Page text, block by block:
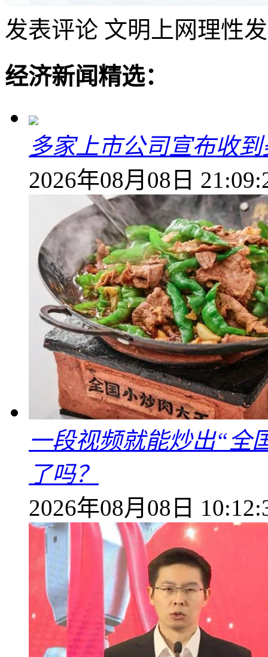
发表评论 文明上网理性
经济新闻精选：
多家上市公司宣布收
2026年08月08日
一段视频就能炒出“全
了吗？
2026年08月08日